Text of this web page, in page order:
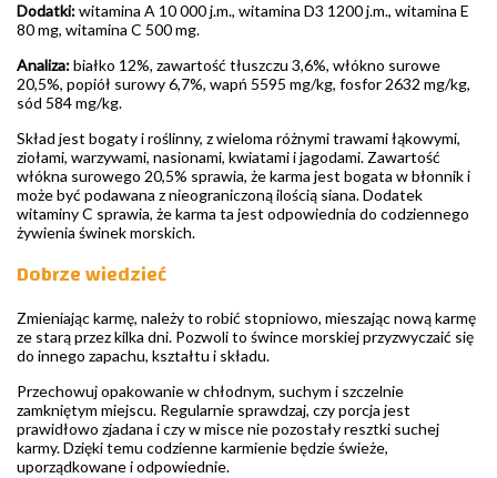
Dodatki:witamina A 10 000 j.m., witamina D3 1200 j.m., witamina E
80 mg, witamina C 500 mg.
Analiza:białko 12%, zawartość tłuszczu 3,6%, włókno surowe
20,5%, popiół surowy 6,7%, wapń 5595 mg/kg, fosfor 2632 mg/kg,
sód 584 mg/kg.
Skład jest bogaty i roślinny, z wieloma różnymi trawami łąkowymi,
ziołami, warzywami, nasionami, kwiatami i jagodami. Zawartość
włókna surowego 20,5% sprawia, że karma jest bogata w błonnik i
może być podawana z nieograniczoną ilością siana. Dodatek
witaminy C sprawia, że karma ta jest odpowiednia do codziennego
żywienia świnek morskich.
Dobrze wiedzieć
Zmieniając karmę, należy to robić stopniowo, mieszając nową karmę
ze starą przez kilka dni. Pozwoli to śwince morskiej przyzwyczaić się
do innego zapachu, kształtu i składu.
Przechowuj opakowanie w chłodnym, suchym i szczelnie
zamkniętym miejscu. Regularnie sprawdzaj, czy porcja jest
prawidłowo zjadana i czy w misce nie pozostały resztki suchej
karmy. Dzięki temu codzienne karmienie będzie świeże,
uporządkowane i odpowiednie.